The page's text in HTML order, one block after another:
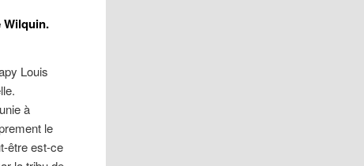
Wilquin.
Louis
à
le
être est-ce